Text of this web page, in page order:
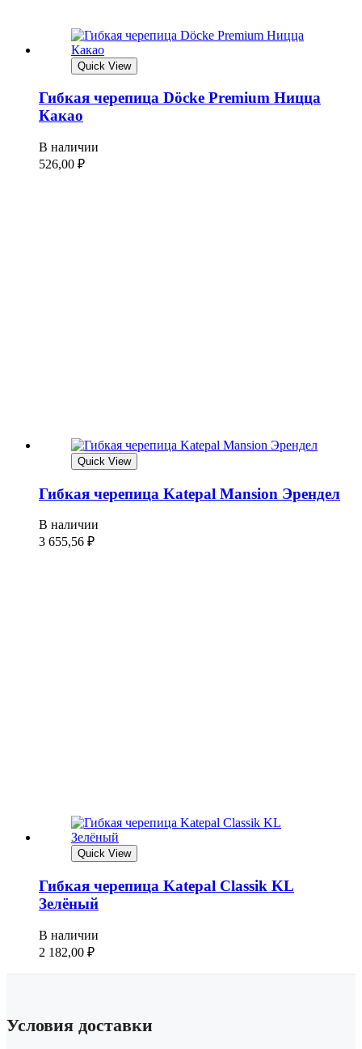
Quick View
Гибкая черепица Döcke Premium Ницца
Какао
В наличии
526,00 ₽
Quick View
Гибкая черепица Katepal Mansion Эрендел
В наличии
3 655,56 ₽
Quick View
Гибкая черепица Katepal Classik KL
Зелёный
В наличии
2 182,00 ₽
Условия доставки